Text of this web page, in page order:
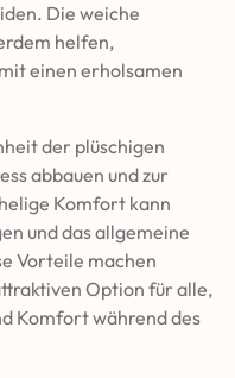
Die weiche
helfen,
einen erholsamen
der plüschigen
abbauen und zur
Komfort kann
und das allgemeine
Vorteile machen
Option für alle,
Komfort während des